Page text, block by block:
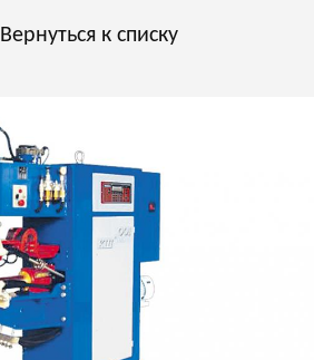
Вернуться к списку